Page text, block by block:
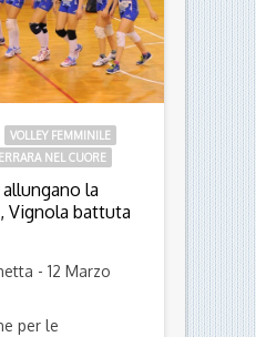
VOLLEY FEMMINILE
NEL CUORE
la
Vignola battuta
- 12 Marzo
per le